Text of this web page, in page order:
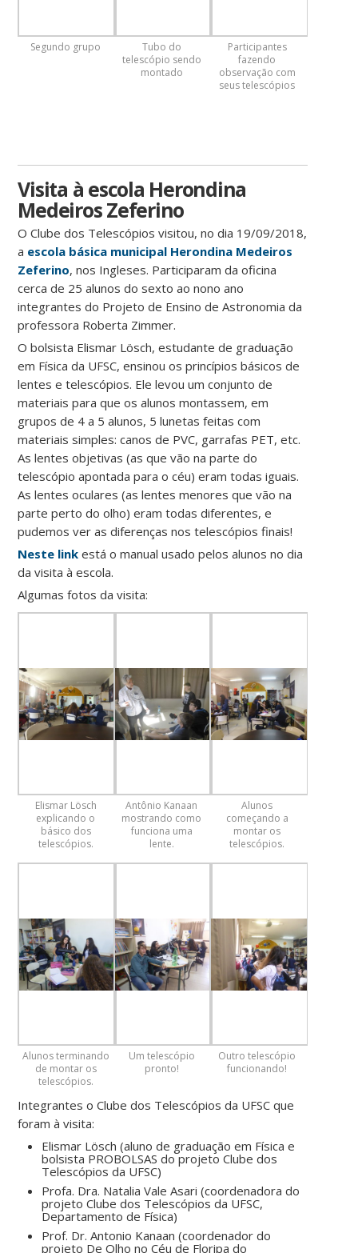
Segundo grupo
Tubo do
telescópio sendo
montado
Participantes
fazendo
observação com
seus telescópios
Visita à escola Herondina
Medeiros Zeferino
O Clube dos Telescópios visitou, no dia 19/09/2018,
a escola básica municipal Herondina Medeiros
Zeferino, nos Ingleses. Participaram da oficina
cerca de 25 alunos do sexto ao nono ano
integrantes do Projeto de Ensino de Astronomia da
professora Roberta Zimmer.
O bolsista Elismar Lösch, estudante de graduação
em Física da UFSC, ensinou os princípios básicos de
lentes e telescópios. Ele levou um conjunto de
materiais para que os alunos montassem, em
grupos de 4 a 5 alunos, 5 lunetas feitas com
materiais simples: canos de PVC, garrafas PET, etc.
As lentes objetivas (as que vão na parte do
telescópio apontada para o céu) eram todas iguais.
As lentes oculares (as lentes menores que vão na
parte perto do olho) eram todas diferentes, e
pudemos ver as diferenças nos telescópios finais!
Neste link está o manual usado pelos alunos no dia
da visita à escola.
Algumas fotos da visita:
Elismar Lösch
explicando o
básico dos
telescópios.
Antônio Kanaan
mostrando como
funciona uma
lente.
Alunos
começando a
montar os
telescópios.
Alunos terminando
de montar os
telescópios.
Um telescópio
pronto!
Outro telescópio
funcionando!
Integrantes o Clube dos Telescópios da UFSC que
foram à visita:
Elismar Lösch (aluno de graduação em Física e
bolsista PROBOLSAS do projeto Clube dos
Telescópios da UFSC)
Profa. Dra. Natalia Vale Asari (coordenadora do
projeto Clube dos Telescópios da UFSC,
Departamento de Física)
Prof. Dr. Antonio Kanaan (coordenador do
projeto De Olho no Céu de Floripa do